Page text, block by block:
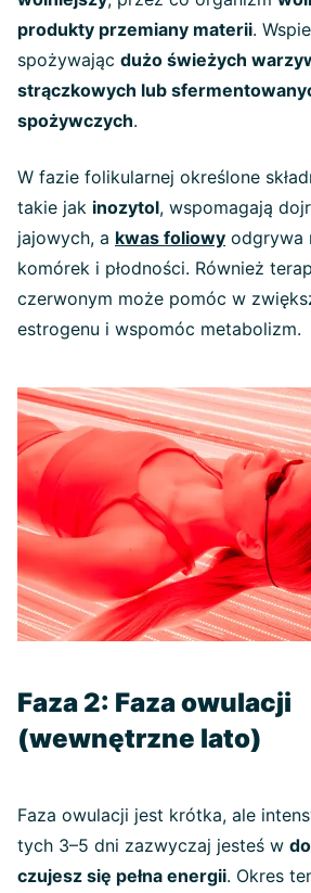
produkty przemiany materii.
spożywając dużo świeżych
strączkowych lub
spożywczych.
W fazie folikularnej określone
takie jak inozytol, wspomagają
jajowych, a kwas foliowy odgrywa
komórek i płodności. Również
czerwonym może pomóc w
estrogenu i wspomóc metabolizm.
Faza 2: Faza owulacji
(wewnętrzne lato)
Faza owulacji jest krótka, ale
tych 3–5 dni zazwyczaj jesteś w
czujesz się pełna energii. Okres